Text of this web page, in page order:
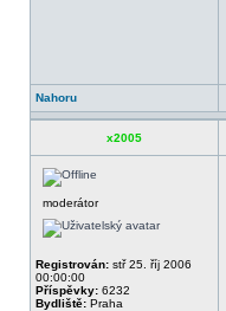
Nahoru
x2005
moderátor
Registrován: stř 25. říj 2006
00:00:00
Příspěvky: 6232
Bydliště: Praha